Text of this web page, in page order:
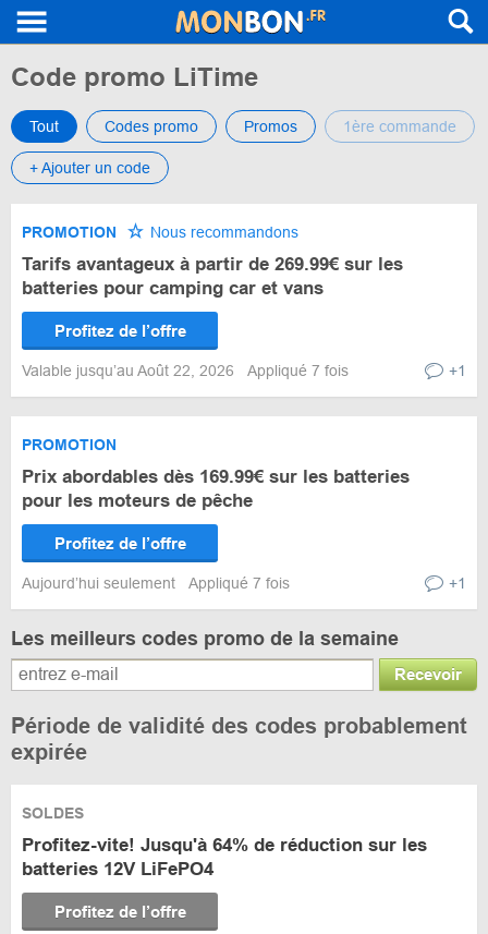
Code promo LiTime
Tout Codes promo Promos 1ère commande
+ Ajouter un code
PROMOTION Nous recommandons
Tarifs avantageux à partir de 269.99€ sur les
batteries pour camping car et vans
Profitez de l’offre
Valable jusqu’au Août 22, 2026 Appliqué 7 fois +1
PROMOTION
Prix abordables dès 169.99€ sur les batteries
pour les moteurs de pêche
Profitez de l’offre
Aujourd’hui seulement Appliqué 7 fois +1
Les meilleurs codes promo de la semaine
Recevoir
Période de validité des codes probablement
expirée
SOLDES
Profitez-vite! Jusqu'à 64% de réduction sur les
batteries 12V LiFePO4
Profitez de l’offre